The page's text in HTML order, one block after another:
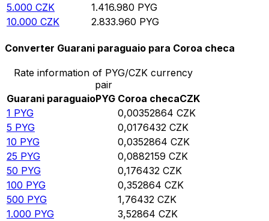
5.000 CZK 1.416.980 PYG
10.000 CZK 2.833.960 PYG
Converter Guarani paraguaio para Coroa checa
Rate information of PYG/CZK currency
pair
Guarani paraguaioPYG Coroa checaCZK
1 PYG 0,00352864 CZK
5 PYG 0,0176432 CZK
10 PYG 0,0352864 CZK
25 PYG 0,0882159 CZK
50 PYG 0,176432 CZK
100 PYG 0,352864 CZK
500 PYG 1,76432 CZK
1.000 PYG 3,52864 CZK